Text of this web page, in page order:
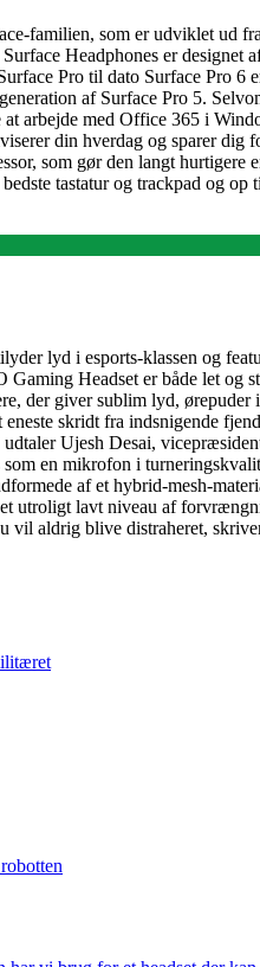
familien, som er udviklet ud
Headphones er
Pro til dato Surface Pro
af Surface Pro 5.
arbejde med Office 365 i
din hverdag og sparer
som gør den langt
tastatur og trackpad og
lyd i esports-klassen og
Headset er både let
der giver sublim lyd,
skridt fra indsnigende
Ujesh Desai,
en mikrofon i
af et hybrid-mesh-
utroligt lavt niveau af
vil aldrig blive distraheret,